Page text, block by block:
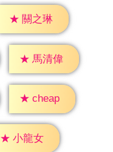
★ 關之琳
★ 馬清偉
★ cheap
★ 小龍女